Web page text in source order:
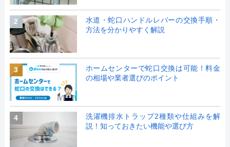
2
水道・蛇口ハンドルレバーの交換手順・
方法を分かりやすく解説
3
ホームセンターで蛇口交換は可能！料金
の相場や業者選びのポイント
4
洗濯機排水トラップ2種類や仕組みを解
説！知っておきたい機能や選び方